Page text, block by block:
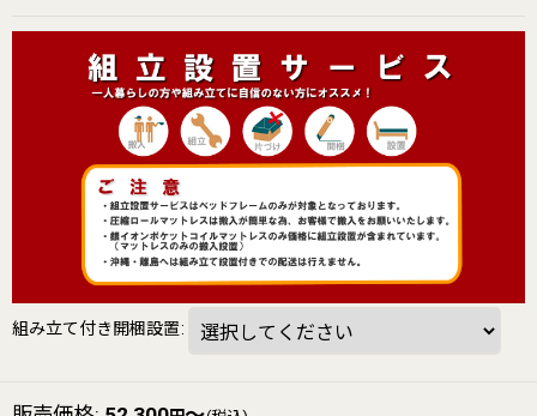
組み立て付き開梱設置: